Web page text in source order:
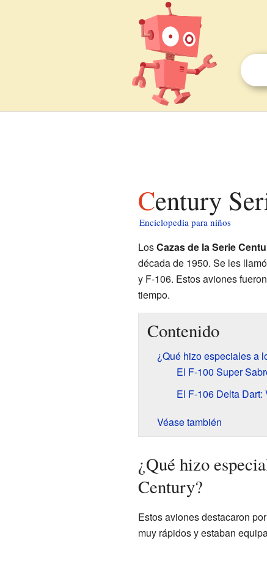
Century
Enciclopedia para niños
LosCazas de la Serie
década de 1950. Se les
y F-106. Estos aviones
tiempo.
Contenido
¿Qué hizo especiales a
El F-100 Super
El F-106 Delta
Véase también
¿Qué hizo
Century?
Estos aviones destacaron
muy rápidos y estaban